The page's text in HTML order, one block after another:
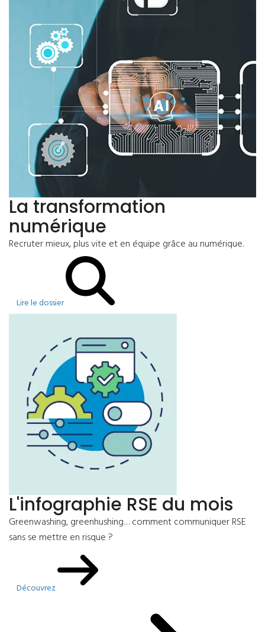
La transformation
numérique
Recruter mieux, plus vite et en équipe grâce au numérique.
Lire le dossier
L'infographie RSE du mois
Greenwashing, greenhushing… comment communiquer RSE
sans se mettre en risque ?
Découvrez